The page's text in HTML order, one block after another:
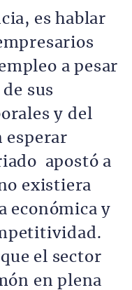
es hablar
a pesar
sus
y del
esperar
apostó a
existiera
económica y
el sector
en plena